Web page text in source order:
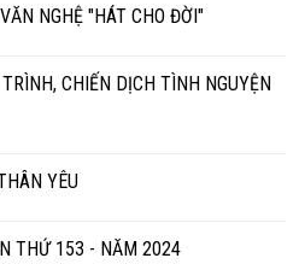
NGHỆ "HÁT CHO ĐỜI"
CHIẾN DỊCH TÌNH NGUYỆN
YÊU
THỨ 153 - NĂM 2024